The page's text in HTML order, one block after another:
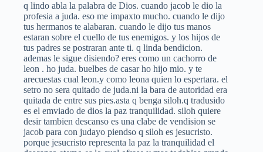
q lindo abla la palabra de Dios. cuando jacob le dio la
profesia a juda. eso me impaxto mucho. cuando le dijo
tus hermanos te alabaran. cuando le dijo tus manos
estaran sobre el cuello de tus enemigos. y los hijos de
tus padres se postraran ante ti. q linda bendicion.
ademas le sigue disiendo? eres como un cachorro de
leon . ho juda. buelbes de casar ho hijo mio. y te
arecuestas cual leon.y como leona quien lo espertara. el
setro no sera quitado de juda.ni la bara de autoridad era
quitada de entre sus pies.asta q benga siloh.q tradusido
es el emviado de dios la paz tranquilidad. siloh quiere
desir tambien descanso es una clabe de vendision se
jacob para con judayo piendso q siloh es jesucristo.
porque jesucristo representa la paz la tranquilidad el